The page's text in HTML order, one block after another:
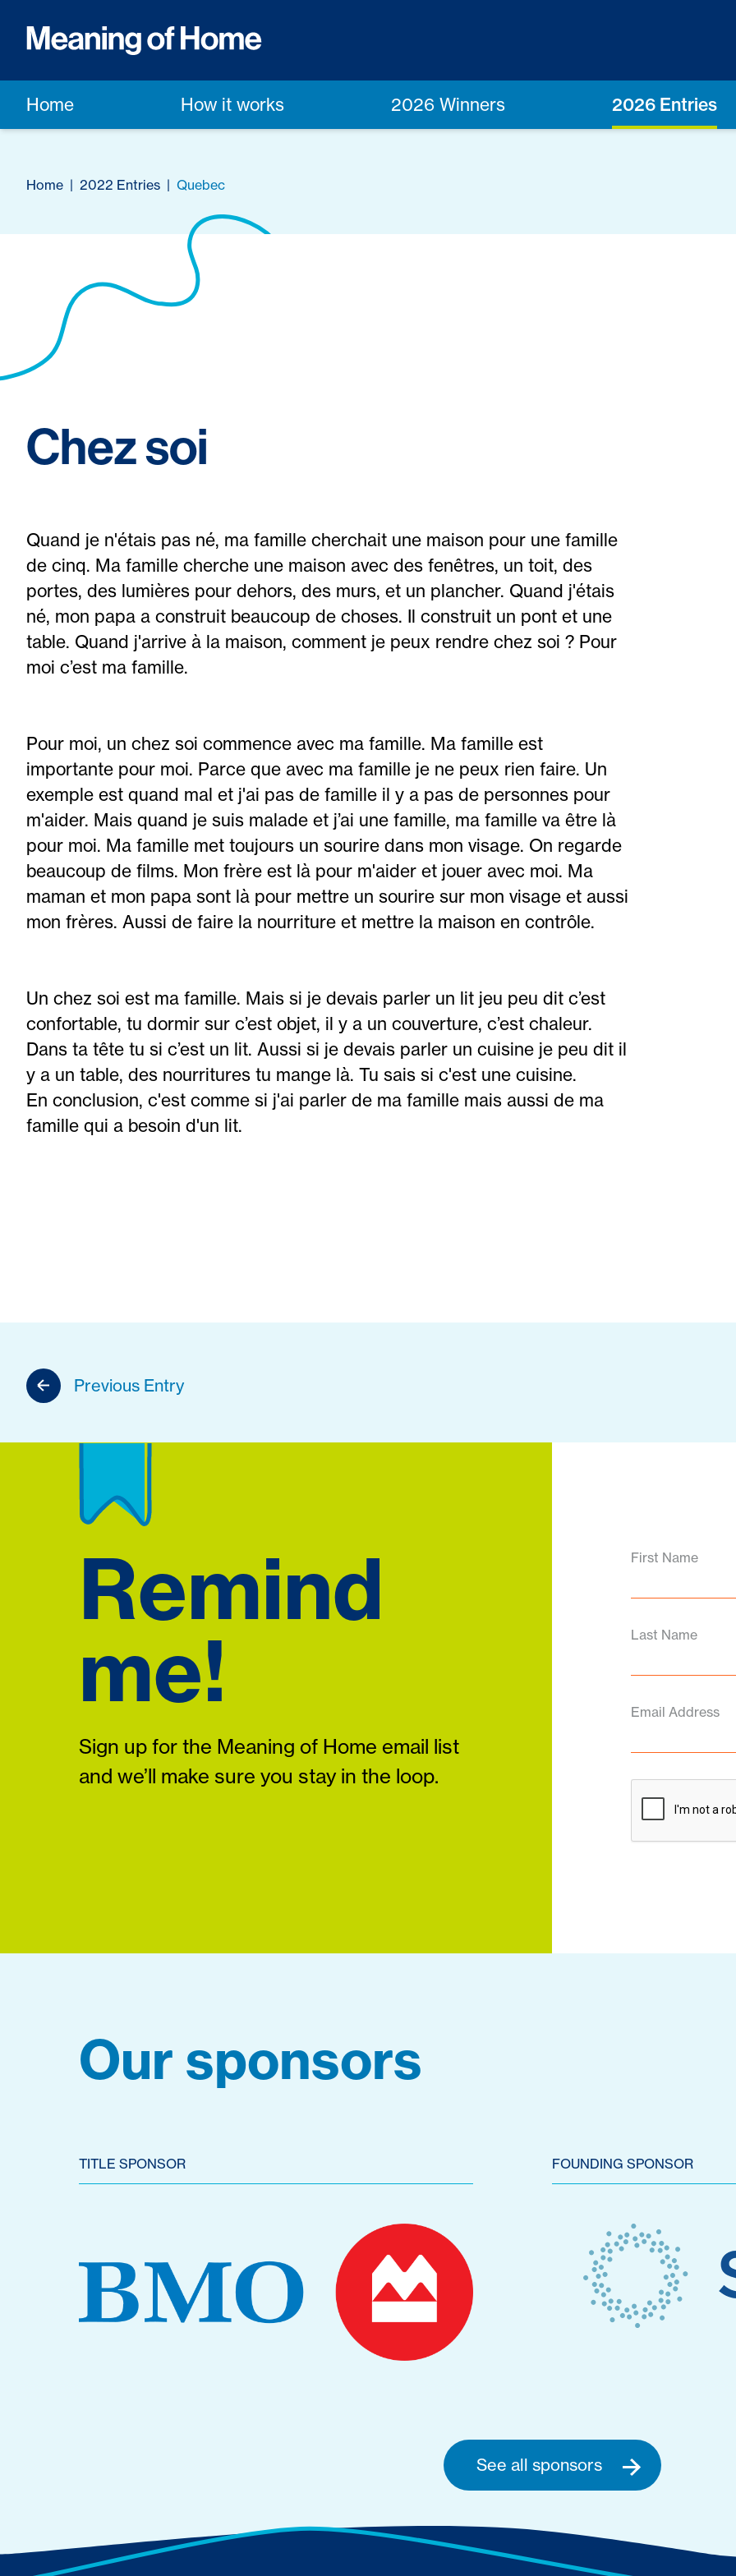
Home How it works 2026 Winners 2026 Entries
Home | 2022 Entries | Quebec
Chez soi
Quand je n'étais pas né, ma famille cherchait une maison pour une famille
de cinq. Ma famille cherche une maison avec des fenêtres, un toit, des
portes, des lumières pour dehors, des murs, et un plancher. Quand j'étais
né, mon papa a construit beaucoup de choses. Il construit un pont et une
table. Quand j'arrive à la maison, comment je peux rendre chez soi ? Pour
moi c’est ma famille.
Pour moi, un chez soi commence avec ma famille. Ma famille est
importante pour moi. Parce que avec ma famille je ne peux rien faire. Un
exemple est quand mal et j'ai pas de famille il y a pas de personnes pour
m'aider. Mais quand je suis malade et j’ai une famille, ma famille va être là
pour moi. Ma famille met toujours un sourire dans mon visage. On regarde
beaucoup de films. Mon frère est là pour m'aider et jouer avec moi. Ma
maman et mon papa sont là pour mettre un sourire sur mon visage et aussi
mon frères. Aussi de faire la nourriture et mettre la maison en contrôle.
Un chez soi est ma famille. Mais si je devais parler un lit jeu peu dit c’est
confortable, tu dormir sur c’est objet, il y a un couverture, c’est chaleur.
Dans ta tête tu si c’est un lit. Aussi si je devais parler un cuisine je peu dit il
y a un table, des nourritures tu mange là. Tu sais si c'est une cuisine.
En conclusion, c'est comme si j'ai parler de ma famille mais aussi de ma
famille qui a besoin d'un lit.
Previous Entry
Remind
me!
Sign up for the Meaning of Home email list
and we’ll make sure you stay in the loop.
First Name
Last Name
Email Address
Our sponsors
TITLE SPONSOR FOUNDING SPONSOR
See all sponsors